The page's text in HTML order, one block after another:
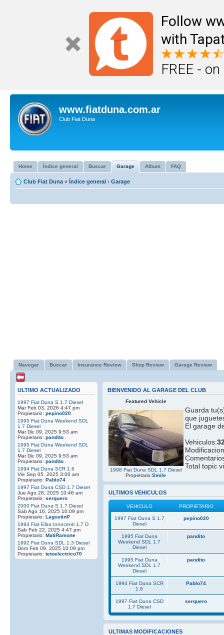
Follow
with
FREE -
www.fiatduna.com.ar
Club Fiat Duna
Home Índice general Buscar Garage Album FAQ
Club Fiat Duna » Índice general ‹ Garage
Navegar Buscar Insurance Review Shop Review Garage Review
ULTIMO ACTUALIZADO
1997 Fiat Duna S 1.7 Diesel
Mar Feb 03, 2026 4:47 pm
Propietario: pepino020
1995 Fiat Duna Weekend SDL
1.7 Diesel
Mar Dic 09, 2025 9:53 am
Propietario: pandito
1995 Fiat Duna Weekend SDL
1.7 Diesel
Mar Dic 09, 2025 9:53 am
Propietario: pandito
1994 Fiat Duna SCR 1.6
Vie Sep 05, 2025 3:00 am
Propietario: Pablo74
1997 Fiat Duna CSD 1.7 Diesel
Jue Ago 28, 2025 10:46 am
Propietario: serquero
2000 Fiat Duna S 1.7 Diesel
Sab Ago 16, 2025 10:09 pm
Propietario: LagustinP
1994 Fiat Elba Innocenti 1.7 D
Sab Feb 22, 2025 4:47 pm
Propietario: MatiRamone
1992 Fiat Duna SDL 1.3 Diesel
Dom Feb 09, 2025 10:09 pm
Propietario: tetoelectrico70
BIENVENIDO AL GARAGE DEL CLUB
Featured Vehicle
1998 Fiat Duna SDL 1.7 Diesel
Propietario:Smile
Guarda
que
El garage
Vehiculos:
Total topic
ULTIMOS VEHICULOS
VEHICULO PROPIETARIO
1997 Fiat Duna S 1.7
Diesel
pepino020
1995 Fiat Duna
Weekend SDL 1.7
Diesel
pandito
1995 Fiat Duna
Weekend SDL 1.7
Diesel
pandito
1994 Fiat Duna SCR
1.6
Pablo74
1997 Fiat Duna CSD
1.7 Diesel
serquero
ULTIMAS MODIFICACIONES